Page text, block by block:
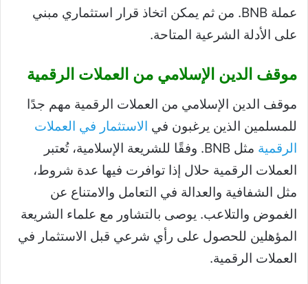
عملة BNB. من ثم يمكن اتخاذ قرار استثماري مبني
على الأدلة الشرعية المتاحة.
موقف الدين الإسلامي من العملات الرقمية
موقف الدين الإسلامي من العملات الرقمية مهم جدًا
للمسلمين الذين يرغبون في الاستثمار في العملات
الرقمية
مثل BNB. وفقًا للشريعة الإسلامية، تُعتبر
العملات الرقمية حلال إذا توافرت فيها عدة شروط،
مثل الشفافية والعدالة في التعامل والامتناع عن
الغموض والتلاعب. يوصى بالتشاور مع علماء الشريعة
المؤهلين للحصول على رأي شرعي قبل الاستثمار في
العملات الرقمية.